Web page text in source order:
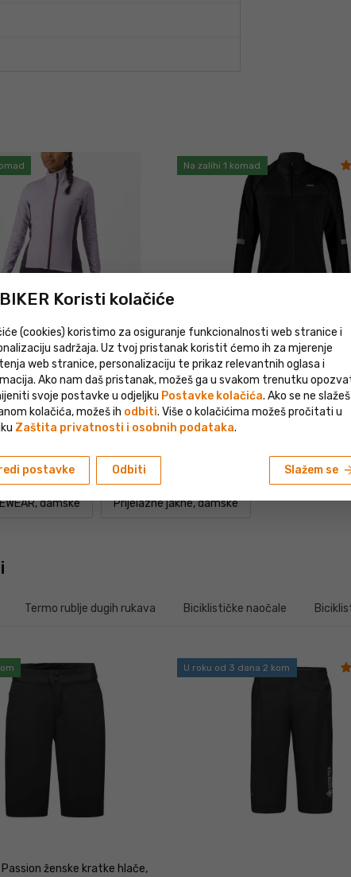
2 W ženska jakna,
MPC 189€
Na zalihi 1 komad
Akcija
GOREWEAR Phantom ženska
179€ -10%
dámske Prijelazne jakne, dámske
Termo rublje dugih rukava Biciklističke naočale
Passion ženske kratke hlače,
U roku od 3 dana 2 kom
Koristi kolačiće
(cookies) koristimo za osiguranje funkcionalnosti web stranice i
sadržaja. Uz tvoj pristanak koristit ćemo ih za mjerenje
web stranice, personalizaciju te prikaz relevantnih oglasa i
Ako nam daš pristanak, možeš ga u svakom trenutku
svoje postavke u odjeljku Postavke kolačića. Ako se ne
kolačića, možeš ih odbiti. Više o kolačićima možeš pročitati u
Zaštita privatnosti i osobnih podataka.
postavke Odbiti Slažem se